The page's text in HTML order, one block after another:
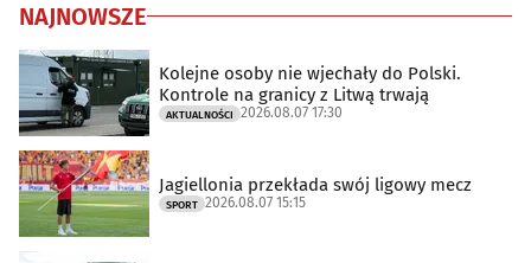
NAJNOWSZE
Kolejne osoby nie wjechały do Polski.
Kontrole na granicy z Litwą trwają
AKTUALNOŚCI 2026.08.07 17:30
Jagiellonia przekłada swój ligowy mecz
SPORT 2026.08.07 15:15